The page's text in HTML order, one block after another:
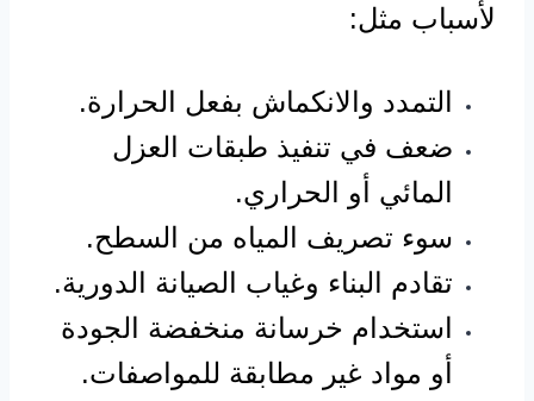
لأسباب مثل:
التمدد والانكماش بفعل الحرارة.
ضعف في تنفيذ طبقات العزل
المائي أو الحراري.
سوء تصريف المياه من السطح.
تقادم البناء وغياب الصيانة الدورية.
استخدام خرسانة منخفضة الجودة
أو مواد غير مطابقة للمواصفات.